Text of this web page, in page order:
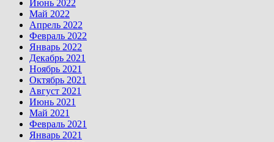
Июнь 2022
Май 2022
Апрель 2022
Февраль 2022
Январь 2022
Декабрь 2021
Ноябрь 2021
Октябрь 2021
Август 2021
Июнь 2021
Май 2021
Февраль 2021
Январь 2021